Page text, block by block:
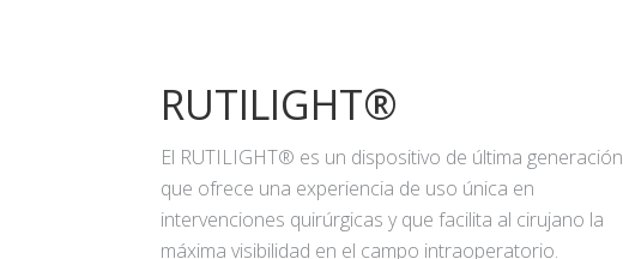
RUTILIGHT®
El RUTILIGHT® es un dispositivo de última generación
que ofrece una experiencia de uso única en
intervenciones quirúrgicas y que facilita al cirujano la
máxima visibilidad en el campo intraoperatorio.